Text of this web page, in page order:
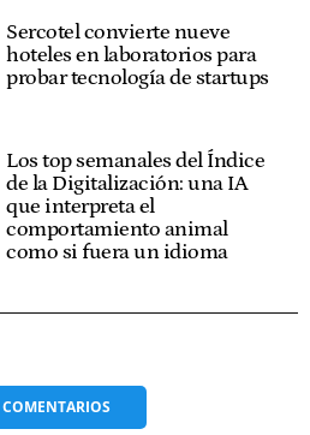
Sercotel convierte nueve
hoteles en laboratorios para
probar tecnología de startups
Los top semanales del Índice
de la Digitalización: una IA
que interpreta el
comportamiento animal
como si fuera un idioma
COMENTARIOS